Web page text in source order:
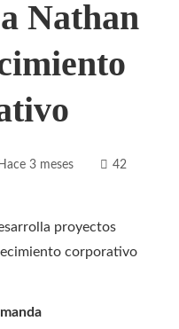
Nathan
Hace 3 meses 42